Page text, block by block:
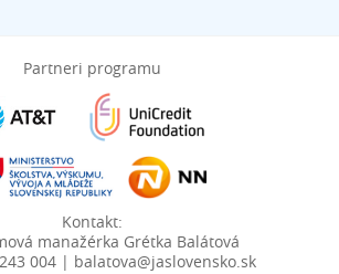
Partneri programu
Kontakt:
manažérka Grétka Balátová
004 | balatova@jaslovensko.sk